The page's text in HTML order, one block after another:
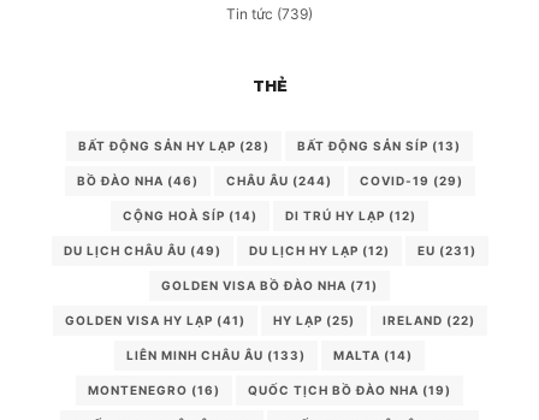
Tin tức (739)
THẺ
BẤT ĐỘNG SẢN HY LẠP (28) BẤT ĐỘNG SẢN SÍP (13)
BỒ ĐÀO NHA (46) CHÂU ÂU (244) COVID-19 (29)
CỘNG HOÀ SÍP (14) DI TRÚ HY LẠP (12)
DU LỊCH CHÂU ÂU (49) DU LỊCH HY LẠP (12) EU (231)
GOLDEN VISA BỒ ĐÀO NHA (71)
GOLDEN VISA HY LẠP (41) HY LẠP (25) IRELAND (22)
LIÊN MINH CHÂU ÂU (133) MALTA (14)
MONTENEGRO (16) QUỐC TỊCH BỒ ĐÀO NHA (19)